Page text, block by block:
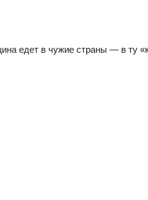
едет в чужие страны — в ту